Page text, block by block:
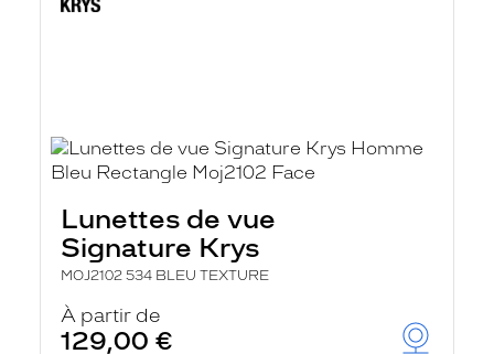
Lunettes de vue
Signature Krys
MOJ2102 534 BLEU TEXTURE
À partir de
129,00 €